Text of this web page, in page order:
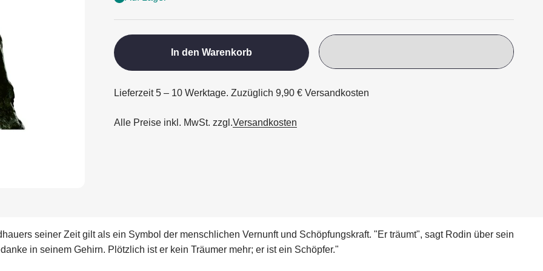
In den Warenkorb
Lieferzeit 5 – 10 Werktage. Zuzüglich 9,90 € Versandkosten
Alle Preise inkl. MwSt. zzgl.Versandkosten
seiner Zeit gilt als ein Symbol der menschlichen Vernunft und Schöpfungskraft. "Er träumt", sagt Rodin über sein
in seinem Gehirn. Plötzlich ist er kein Träumer mehr; er ist ein Schöpfer."